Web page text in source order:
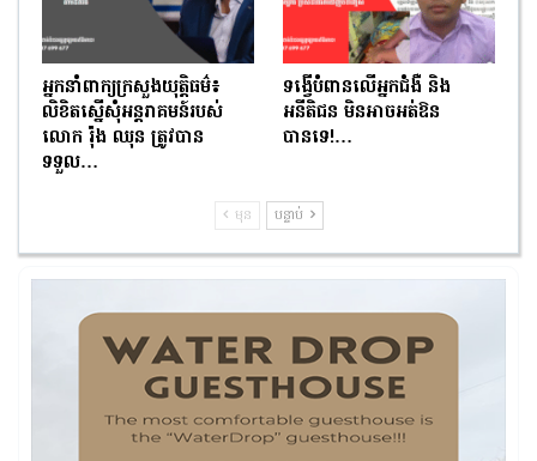
អ្នកនាំពាក្យក្រសួងយុត្តិធម៌៖
លិខិតស្នើសុំអន្តរាគមន៍របស់
លោក រ៉ុង ឈុន ត្រូវបាន
ទទួល…
ទង្វើបំពានលើអ្នកជំងឺ និង
អនីតិជន មិនអាចអត់ឱន
បានទេ!…
មុន បន្ទាប់